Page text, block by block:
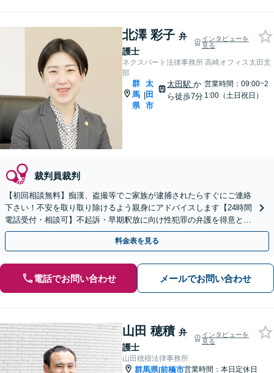
北澤 彩子 弁
護士
インタビューを
見る
ネクスパート法律事務所 高崎オフィス太田支
部
群
馬
県
|
太
田
市
太田駅か
ら徒歩7分
営業時間：09:00~2
1:00（土日祝日）
裁判員裁判
【初回相談無料】痴漢、盗撮等でご家族が逮捕されたらすぐにご連絡
下さい！不安を取り取り除けるよう親身にアドバイスします【24時間
電話受付・相談可】不起訴・早期釈放に向け性犯罪の弁護を得意とす
る経験豊富な弁護士がスピード対応！【最短即日対応可】
料金表を見る
電話でお問い合わせ メールでお問い合わせ
山田 穂積 弁
護士
インタビューを
見る
山田穂積法律事務所
群馬県|前橋市営業時間：本日定休日